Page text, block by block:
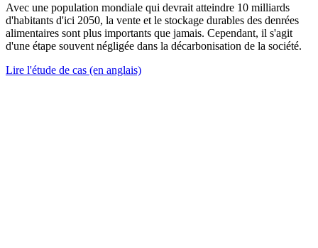
Avec une population mondiale qui devrait atteindre 10 milliards
d'habitants d'ici 2050, la vente et le stockage durables des denrées
alimentaires sont plus importants que jamais. Cependant, il s'agit
d'une étape souvent négligée dans la décarbonisation de la société.
Lire l'étude de cas (en anglais)